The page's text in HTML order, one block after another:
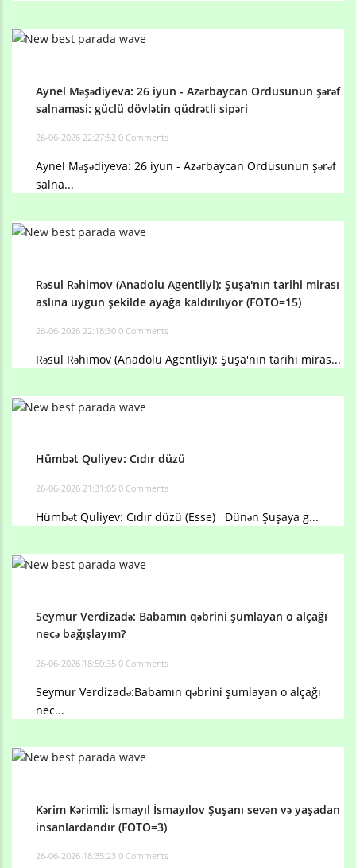
Aynel Məşədiyeva: 26 iyun - Azərbaycan Ordusunun şərəf
salnaməsi: güclü dövlətin qüdrətli sipəri
26-06-2026 22:27:52 0 Comments
Aynel Məşədiyeva: 26 iyun - Azərbaycan Ordusunun şərəf
salna...
Rəsul Rəhimov (Anadolu Agentliyi): Şuşa'nın tarihi mirası
aslına uygun şekilde ayağa kaldırılıyor (FOTO=15)
26-06-2026 22:18:30 0 Comments
Rəsul Rəhimov (Anadolu Agentliyi): Şuşa'nın tarihi miras...
Hümbət Quliyev: Cıdır düzü
26-06-2026 21:31:05 0 Comments
Hümbət Quliyev: Cıdır düzü (Esse) Dünən Şuşaya g...
Seymur Verdizadə: ​Babamın qəbrini şumlayan o alçağı
necə bağışlayım?
26-06-2026 18:50:35 0 Comments
Seymur Verdizadə: ​Babamın qəbrini şumlayan o alçağı
nec...
Kərim Kərimli: İsmayıl İsmayılov Şuşanı sevən və yaşadan
insanlardandır (FOTO=3)
26-06-2026 18:35:23 0 Comments